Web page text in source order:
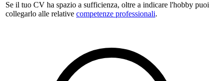
Se il tuo CV ha spazio a sufficienza, oltre a indicare l'hobby puoi
collegarlo alle relative competenze professionali.